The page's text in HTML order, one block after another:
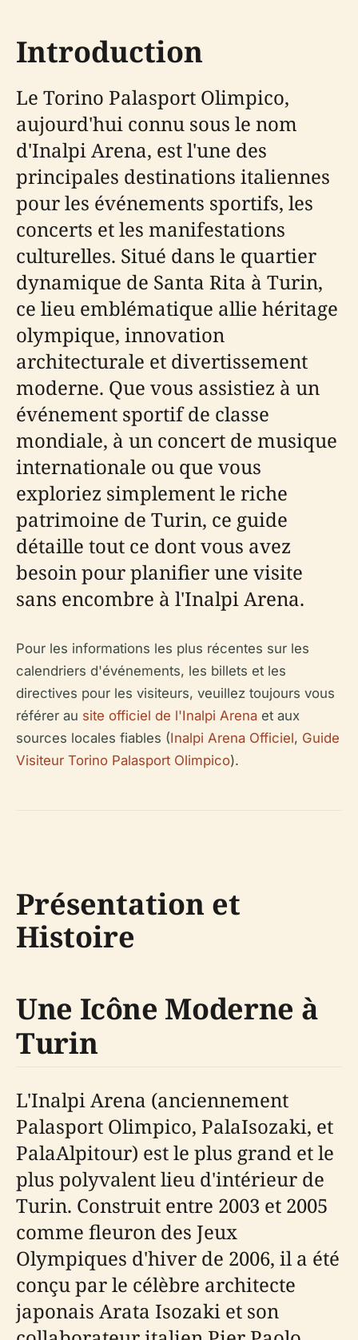
Introduction
Le Torino Palasport Olimpico,
aujourd'hui connu sous le nom
d'Inalpi Arena, est l'une des
principales destinations italiennes
pour les événements sportifs, les
concerts et les manifestations
culturelles. Situé dans le quartier
dynamique de Santa Rita à Turin,
ce lieu emblématique allie héritage
olympique, innovation
architecturale et divertissement
moderne. Que vous assistiez à un
événement sportif de classe
mondiale, à un concert de musique
internationale ou que vous
exploriez simplement le riche
patrimoine de Turin, ce guide
détaille tout ce dont vous avez
besoin pour planifier une visite
sans encombre à l'Inalpi Arena.
Pour les informations les plus récentes sur les
calendriers d'événements, les billets et les
directives pour les visiteurs, veuillez toujours vous
référer au site officiel de l'Inalpi Arena et aux
sources locales fiables (Inalpi Arena Officiel, Guide
Visiteur Torino Palasport Olimpico).
Présentation et
Histoire
Une Icône Moderne à
Turin
L'Inalpi Arena (anciennement
Palasport Olimpico, PalaIsozaki, et
PalaAlpitour) est le plus grand et le
plus polyvalent lieu d'intérieur de
Turin. Construit entre 2003 et 2005
comme fleuron des Jeux
Olympiques d'hiver de 2006, il a été
conçu par le célèbre architecte
japonais Arata Isozaki et son